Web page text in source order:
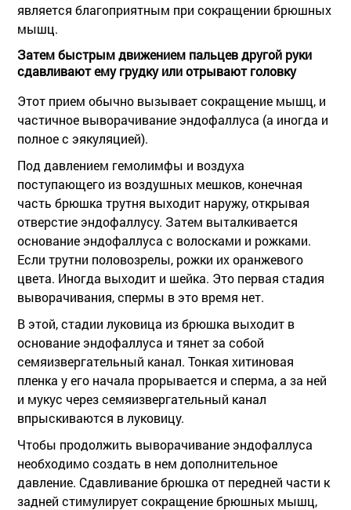
является благоприятным при сокращении брюшных
мышц.
Затем быстрым движением пальцев другой руки
сдавливают ему грудку или отрывают головку
Этот прием обычно вызывает сокращение мышц, и
частичное выворачивание эндофаллуса (а иногда и
полное с эякуляцией).
Под давлением гемолимфы и воздуха
поступающего из воздушных мешков, конечная
часть брюшка трутня выходит наружу, открывая
отверстие эндофаллусу. Затем выталкивается
основание эндофаллуса с волосками и рожками.
Если трутни половозрелы, рожки их оранжевого
цвета. Иногда выходит и шейка. Это первая стадия
выворачивания, спермы в это время нет.
В этой, стадии луковица из брюшка выходит в
основание эндофаллуса и тянет за собой
семяизвергательный канал. Тонкая хитиновая
пленка у его начала прорывается и сперма, а за ней
и мукус через семяизвергательный канал
впрыскиваются в луковицу.
Чтобы продолжить выворачивание эндофаллуса
необходимо создать в нем дополнительное
давление. Сдавливание брюшка от передней части к
задней стимулирует сокращение брюшных мышц,